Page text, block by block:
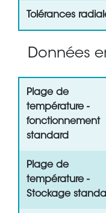
Tolérances
Données
Plage de
température -
fonctionnement
standard
Plage de
température -
Stockage